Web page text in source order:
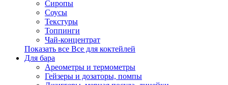
Сиропы
Соусы
Текстуры
Топпинги
Чай-концентрат
Показать все Все для коктейлей
Для бара
Ареометры и термометры
Гейзеры и дозаторы, помпы